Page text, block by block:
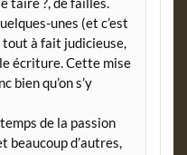
unes (et c’est
tout à fait judicieuse,
écriture. Cette mise
bien qu’on s’y
de la passion
beaucoup d’autres,